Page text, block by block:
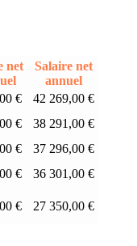
net
Salaire net
annuel
€
42 269,00 €
€
38 291,00 €
€
37 296,00 €
€
36 301,00 €
€ 27 350,00 €